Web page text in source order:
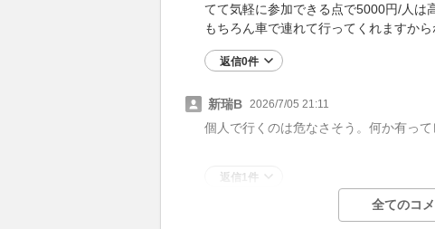
てて気軽に参加できる点で5000円/人は
もちろん車で連れて行ってくれますから
返信0件
新瑞B 2026/7/05 21:11
個人で行くのは危なさそう。何か有っ
返信1件
全てのコ